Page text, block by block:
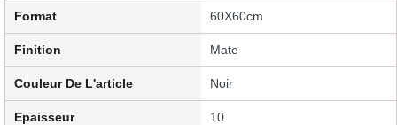
Format 60X60cm
Finition Mate
Couleur De L'article Noir
Epaisseur 10